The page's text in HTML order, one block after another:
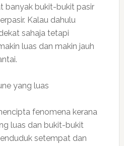
banyak bukit-bukit pasir
Kalau dahulu
sahaja tetapi
luas dan makin jauh
fenomena kerana
luas dan bukit-bukit
setempat dan